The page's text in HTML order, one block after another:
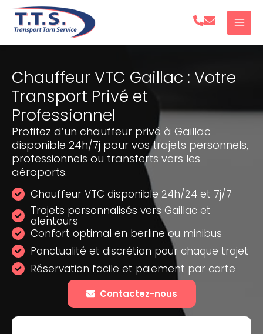
Aller
Chauffeur VTC Gaillac : Votre
Transport Privé et
Professionnel
Profitez d’un chauffeur privé à Gaillac
disponible 24h/7j pour vos trajets personnels,
professionnels ou transferts vers les
aéroports.
Chauffeur VTC disponible 24h/24 et 7j/7
Trajets personnalisés vers Gaillac et
alentours
Confort optimal en berline ou minibus
Ponctualité et discrétion pour chaque trajet
Réservation facile et paiement par carte
Contactez-nous